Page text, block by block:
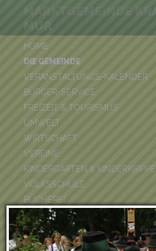
HOME
DIE GEMEINDE
VERANSTALTUNGS-KALENDER
BÜRGER-SERVICE
FREIZEIT & TOURISMUS
UMWELT
WIRTSCHAFT
VEREINE
KINDERGARTEN & KINDERKRIPPE
VOLKSSCHULE
BÜCHEREI
FEUERWEHR
DUATHLON 2026
POOLKALENDER
MUR